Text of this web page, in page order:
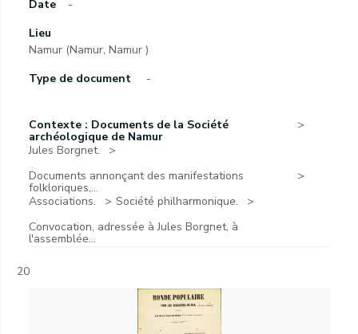
Date
-
Lieu
Namur (Namur, Namur )
Type de document
-
Contexte : Documents de la Société
archéologique de Namur
Jules Borgnet.
Documents annonçant des manifestations
folkloriques,...
Associations.
Société philharmonique.
Convocation, adressée à Jules Borgnet, à
l'assemblée...
20